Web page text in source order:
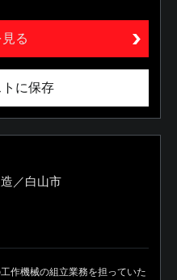
る
に保存
／白山市
作機械の組立業務を担っていた